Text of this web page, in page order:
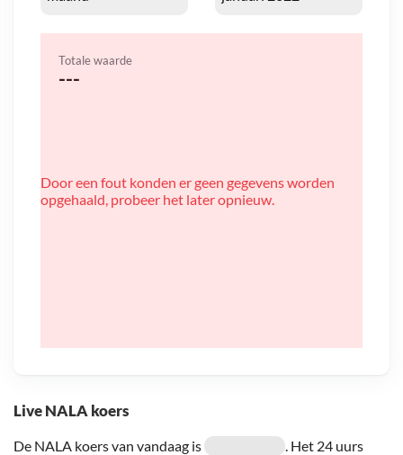
Live NALA koers
De NALA koers van vandaag is
. Het 24 uurs
Totale waarde
---
Door een fout konden er geen gegevens worden
opgehaald, probeer het later opnieuw.